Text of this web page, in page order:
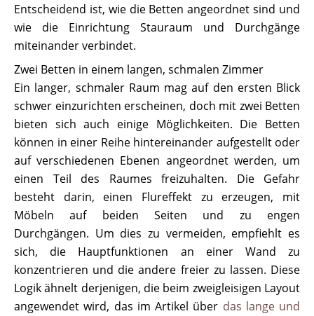
Entscheidend ist, wie die Betten angeordnet sind und
wie die Einrichtung Stauraum und Durchgänge
miteinander verbindet.
Zwei Betten in einem langen, schmalen Zimmer
Ein langer, schmaler Raum mag auf den ersten Blick
schwer einzurichten erscheinen, doch mit zwei Betten
bieten sich auch einige Möglichkeiten. Die Betten
können in einer Reihe hintereinander aufgestellt oder
auf verschiedenen Ebenen angeordnet werden, um
einen Teil des Raumes freizuhalten. Die Gefahr
besteht darin, einen Flureffekt zu erzeugen, mit
Möbeln auf beiden Seiten und zu engen
Durchgängen. Um dies zu vermeiden, empfiehlt es
sich, die Hauptfunktionen an einer Wand zu
konzentrieren und die andere freier zu lassen. Diese
Logik ähnelt derjenigen, die beim zweigleisigen Layout
angewendet wird, das im Artikel über das lange und